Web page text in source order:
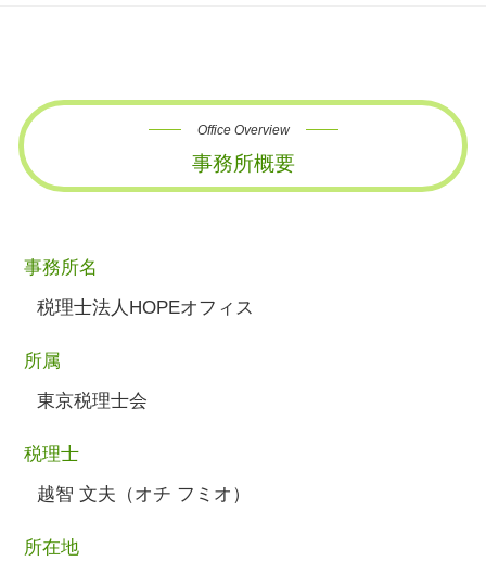
Office Overview
事務所概要
事務所名
税理士法人HOPEオフィス
所属
東京税理士会
税理士
越智 文夫（オチ フミオ）
所在地